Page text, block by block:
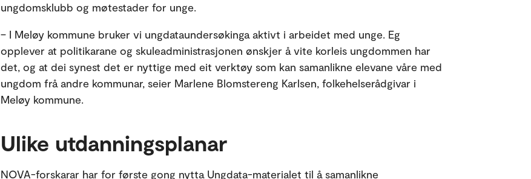
ungdomsklubb og møtestader for unge.
– I Meløy kommune bruker vi ungdataundersøkinga aktivt i arbeidet med unge. Eg
opplever at politikarane og skuleadministrasjonen ønskjer å vite korleis ungdommen har
det, og at dei synest det er nyttige med eit verktøy som kan samanlikne elevane våre med
ungdom frå andre kommunar, seier Marlene Blomstereng Karlsen, folkehelserådgivar i
Meløy kommune.
Ulike utdanningsplanar
NOVA-forskarar har for første gong nytta Ungdata-materialet til å samanlikne